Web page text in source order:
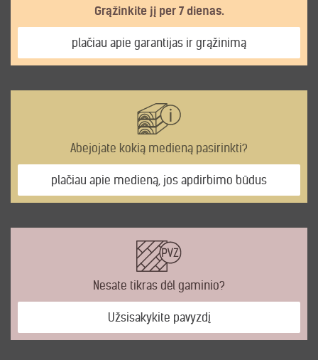
Grąžinkite jį per 7 dienas.
plačiau apie garantijas ir grąžinimą
Abejojate kokią medieną pasirinkti?
plačiau apie medieną, jos apdirbimo būdus
Nesate tikras dėl gaminio?
Užsisakykite pavyzdį